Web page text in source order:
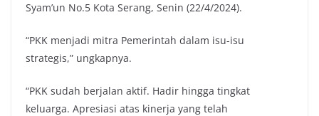
Syam’un No.5 Kota Serang, Senin (22/4/2024).
“PKK menjadi mitra Pemerintah dalam isu-isu
strategis,” ungkapnya.
“PKK sudah berjalan aktif. Hadir hingga tingkat
keluarga. Apresiasi atas kinerja yang telah